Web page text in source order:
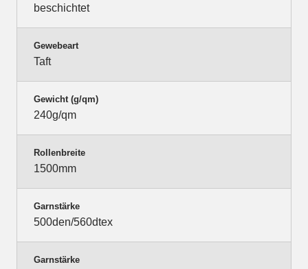
beschichtet
Gewebeart
Taft
Gewicht (g/qm)
240g/qm
Rollenbreite
1500mm
Garnstärke
500den/560dtex
Garnstärke